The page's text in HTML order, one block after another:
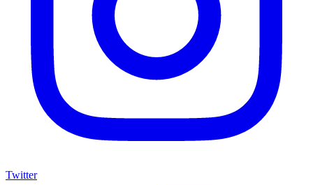
Twitter